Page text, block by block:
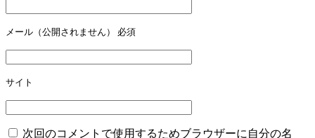
シ
ョ
ン
メール（公開されません） 必須
サイト
次回のコメントで使用するためブラウザーに自分の名